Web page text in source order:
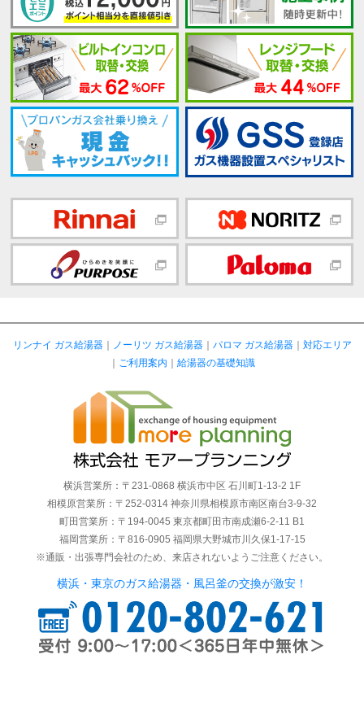
リンナイ ガス給湯器｜ ノーリツ ガス給湯器｜ パロマ ガス給湯器｜ 対応エリア
｜ ご利用案内 ｜ 給湯器の基礎知識
横浜営業所：〒231-0868 横浜市中区 石川町1-13-2 1F
相模原営業所：〒252-0314 神奈川県相模原市南区南台3-9-32
町田営業所：〒194-0045 東京都町田市南成瀬6-2-11 B1
福岡営業所：〒816-0905 福岡県大野城市川久保1-17-15
※通販・出張専門会社のため、来店されないようご注意ください。
横浜・東京のガス給湯器・風呂釜の交換が激安！